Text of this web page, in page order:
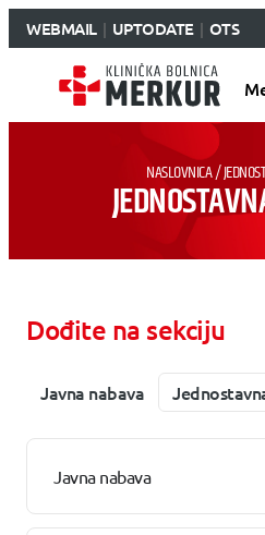
WEBMAIL UPTODATE OTS
NASLOVNICA/
Dođite na sekciju
Javna nabava
Javna nabava